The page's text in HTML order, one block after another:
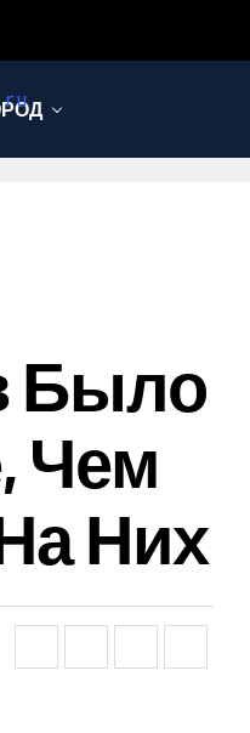
Было
Чем
Них